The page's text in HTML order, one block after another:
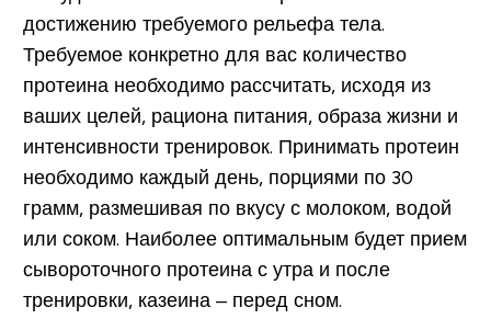
достижению требуемого рельефа тела.
Требуемое конкретно для вас количество
протеина необходимо рассчитать, исходя из
ваших целей, рациона питания, образа жизни и
интенсивности тренировок. Принимать протеин
необходимо каждый день, порциями по 30
грамм, размешивая по вкусу с молоком, водой
или соком. Наиболее оптимальным будет прием
сывороточного протеина с утра и после
тренировки, казеина – перед сном.